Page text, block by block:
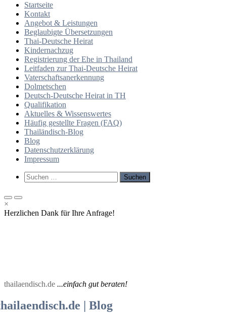
Startseite
Kontakt
Angebot & Leistungen
Beglaubigte Übersetzungen
Thai-Deutsche Heirat
Kindernachzug
Registrierung der Ehe in Thailand
Leitfaden zur Thai-Deutsche Heirat
Vaterschaftsanerkennung
Dolmetschen
Deutsch-Deutsche Heirat in TH
Qualifikation
Aktuelles & Wissenswertes
Häufig gestellte Fragen (FAQ)
Thailändisch-Blog
Blog
Datenschutzerklärung
Impressum
Such-
Formular
Suchen
nach:
Primäres
Menü
für
Primäres
Menü
für
×
Herzlichen Dank für Ihre Anfrage!
thailaendisch.de ...einfach gut beraten!
| Blog